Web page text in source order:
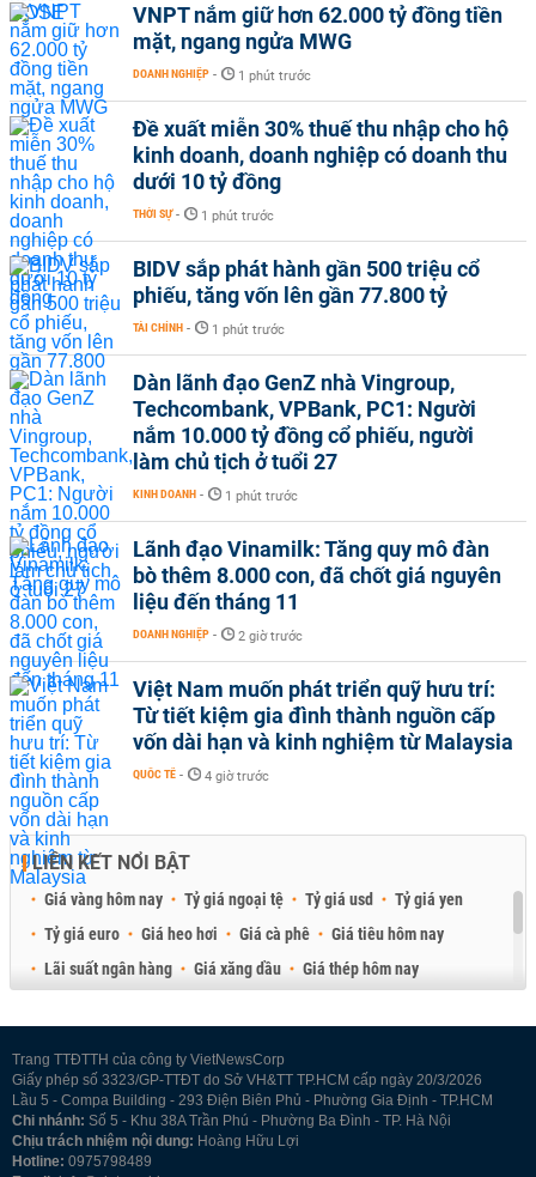
VNPT nắm giữ hơn 62.000 tỷ đồng tiền
mặt, ngang ngửa MWG
DOANH NGHIỆP - 1 phút trước
Đề xuất miễn 30% thuế thu nhập cho hộ
kinh doanh, doanh nghiệp có doanh thu
dưới 10 tỷ đồng
THỜI SỰ - 1 phút trước
BIDV sắp phát hành gần 500 triệu cổ
phiếu, tăng vốn lên gần 77.800 tỷ
TÀI CHÍNH - 1 phút trước
Dàn lãnh đạo GenZ nhà Vingroup,
Techcombank, VPBank, PC1: Người
nắm 10.000 tỷ đồng cổ phiếu, người
làm chủ tịch ở tuổi 27
KINH DOANH - 1 phút trước
Lãnh đạo Vinamilk: Tăng quy mô đàn
bò thêm 8.000 con, đã chốt giá nguyên
liệu đến tháng 11
DOANH NGHIỆP - 2 giờ trước
Việt Nam muốn phát triển quỹ hưu trí:
Từ tiết kiệm gia đình thành nguồn cấp
vốn dài hạn và kinh nghiệm từ Malaysia
QUỐC TẾ - 4 giờ trước
LIÊN KẾT NỔI BẬT
Giá vàng hôm nay Tỷ giá ngoại tệ Tỷ giá usd
Tỷ giá yen
Tỷ giá euro
Giá heo hơi Giá cà phê
Giá tiêu hôm nay
Lãi suất ngân hàng
Giá xăng dầu
Giá thép hôm nay
Trang TTĐTTH của công ty VietNewsCorp
Giấy phép số 3323/GP-TTĐT do Sở VH&TT TP.HCM cấp ngày 20/3/2026
Lầu 5 - Compa Building - 293 Điện Biên Phủ - Phường Gia Định - TP.HCM
Chi nhánh: Số 5 - Khu 38A Trần Phú - Phường Ba Đình - TP. Hà Nội
Chịu trách nhiệm nội dung: Hoàng Hữu Lợi
Hotline: 0975798489